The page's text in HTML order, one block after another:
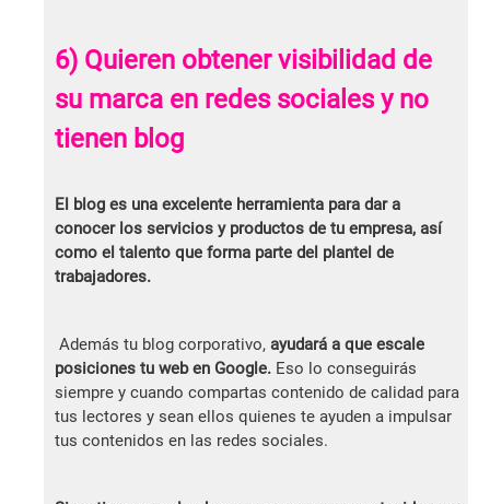
6) Quieren obtener visibilidad de
su marca en redes sociales y no
tienen blog
El blog es una excelente herramienta para dar a
conocer los servicios y productos de tu empresa, así
como el talento que forma parte del plantel de
trabajadores.
Además tu blog corporativo, ayudará a que escale
posiciones tu web en Google. Eso lo conseguirás
siempre y cuando compartas contenido de calidad para
tus lectores y sean ellos quienes te ayuden a impulsar
tus contenidos en las redes sociales.